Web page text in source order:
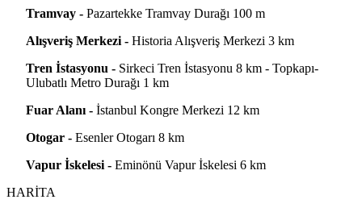
Tramvay - Pazartekke Tramvay Durağı 100 m
Alışveriş Merkezi - Historia Alışveriş Merkezi 3 km
Tren İstasyonu - Sirkeci Tren İstasyonu 8 km - Topkapı-
Ulubatlı Metro Durağı 1 km
Fuar Alanı - İstanbul Kongre Merkezi 12 km
Otogar - Esenler Otogarı 8 km
Vapur İskelesi - Eminönü Vapur İskelesi 6 km
HARİTA